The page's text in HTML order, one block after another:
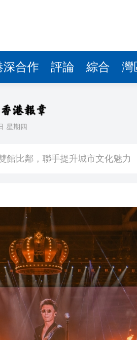
深合作 評論 綜合 灣
星期四
奇蹟 科技美術雙館比鄰，聯手提升城市文化魅力
遇晚高峰 情況危急 鐵騎交警一路
駕被捕
正在毀掉很多老人的晚年健康